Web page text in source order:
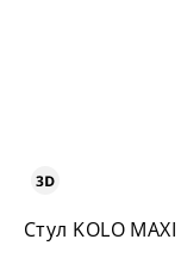
Стул KOLO MAXI